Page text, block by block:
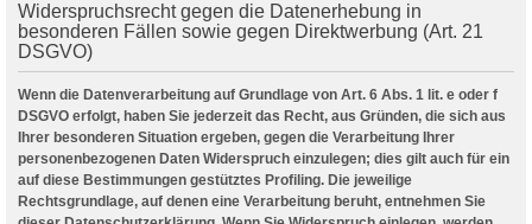
Widerspruchsrecht gegen die Datenerhebung in
besonderen Fällen sowie gegen Direktwerbung (Art. 21
DSGVO)
Wenn die Datenverarbeitung auf Grundlage von Art. 6 Abs. 1 lit. e oder f
DSGVO erfolgt, haben Sie jederzeit das Recht, aus Gründen, die sich aus
Ihrer besonderen Situation ergeben, gegen die Verarbeitung Ihrer
personenbezogenen Daten Widerspruch einzulegen; dies gilt auch für ein
auf diese Bestimmungen gestütztes Profiling. Die jeweilige
Rechtsgrundlage, auf denen eine Verarbeitung beruht, entnehmen Sie